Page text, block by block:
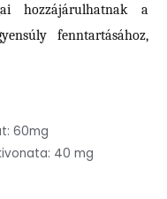
hozzájárulhatnak a
fenntartásához,
60mg
40 mg